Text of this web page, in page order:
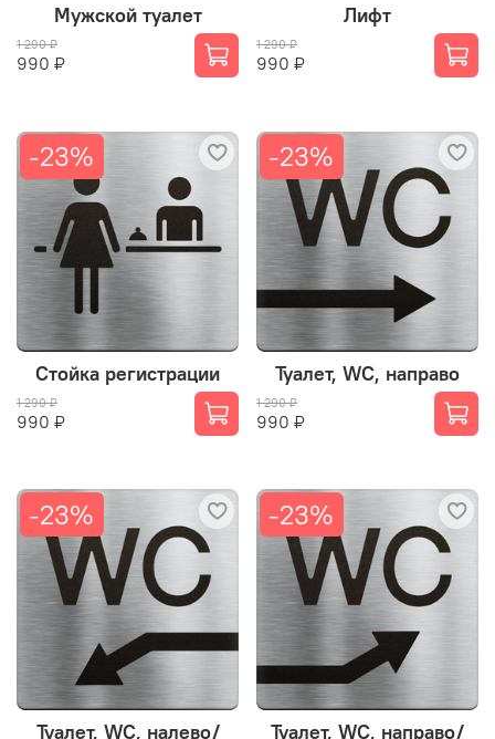
Мужской туалет
1 290 ₽
990 ₽
Лифт
1 290 ₽
990 ₽
-23%
Стойка регистрации
1 290 ₽
990 ₽
-23%
Туалет, WC, направо
1 290 ₽
990 ₽
-23%
Туалет, WC, налево/
-23%
Туалет, WC, направо/